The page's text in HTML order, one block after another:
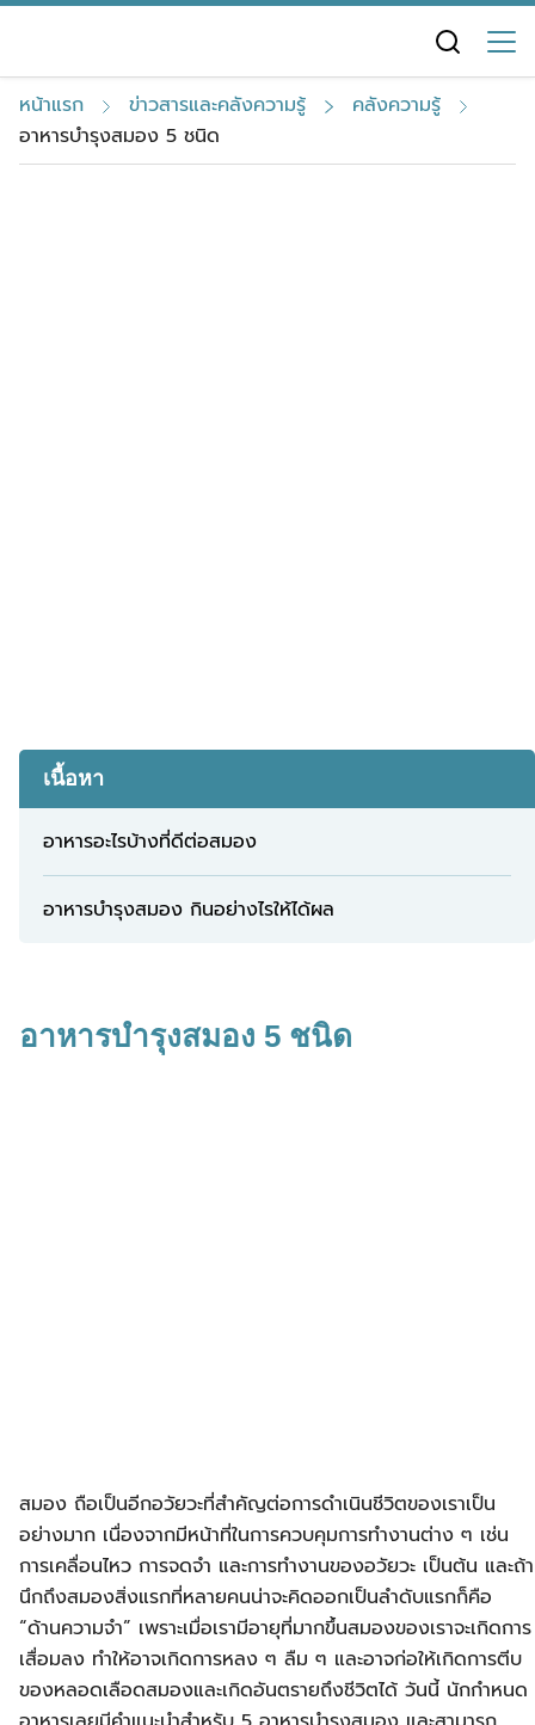
S
i
หน้าแรก ข่าวสารและคลังความรู้
คลังความรู้
อาหารบำรุงสมอง 5 ชนิด
เนื้อหา
อาหารอะไรบ้างที่ดีต่อสมอง
อาหารบำรุงสมอง กินอย่างไรให้ได้ผล
อาหารบำรุงสมอง 5 ชนิด
สมอง ถือเป็นอีกอวัยวะที่สำคัญต่อการดำเนินชีวิตของเราเป็น
อย่างมาก เนื่องจากมีหน้าที่ในการควบคุมการทำงานต่าง ๆ เช่น
การเคลื่อนไหว การจดจำ และการทำงานของอวัยวะ เป็นต้น และถ้า
นึกถึงสมองสิ่งแรกที่หลายคนน่าจะคิดออกเป็นลำดับแรกก็คือ
“ด้านความจำ” เพราะเมื่อเรามีอายุที่มากขึ้นสมองของเราจะเกิดการ
เสื่อมลง ทำให้อาจเกิดการหลง ๆ ลืม ๆ และอาจก่อให้เกิดการตีบ
ของหลอดเลือดสมองและเกิดอันตรายถึงชีวิตได้ วันนี้ นักกำหนด